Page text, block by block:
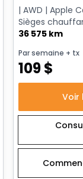
| AWD | Apple
Sièges
distance
36 575 km
Par semaine + tx
109$
Voir